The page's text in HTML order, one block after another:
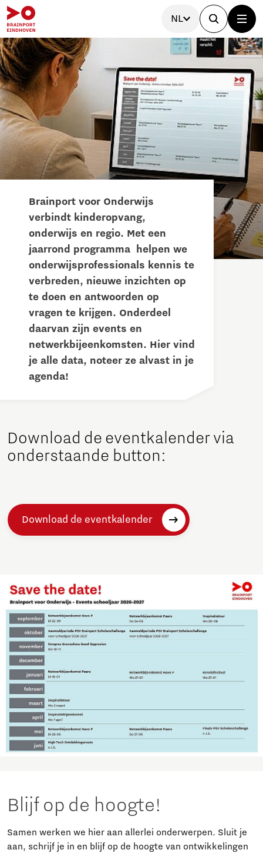
NL
Brainport voor Onderwijs
verbindt kinderopvang,
onderwijs en regio. Met een
jaarrond programma helpen we
onderwijsprofessionals kennis te
verbreden, nieuwe inzichten op
te doen en antwoorden op
vragen te krijgen. Onderdeel
daarvan zijn events en
netwerkbijeenkomsten. Hier vind
je alle data, noteer ze alvast in je
agenda!
Download de eventkalender via
onderstaande button:
Download de eventkalender
Blijf op de hoogte!
Samen werken we hier aan allerlei onderwerpen. Sluit je
aan, schrijf je in en blijf op de hoogte van ontwikkelingen